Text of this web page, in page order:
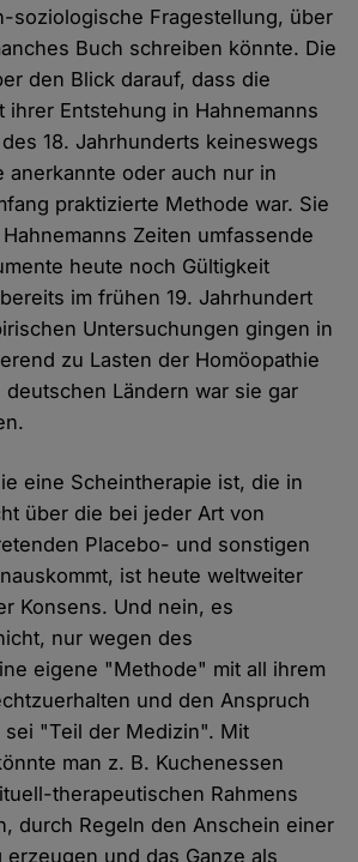
soziologische Fragestellung, über
Buch schreiben könnte. Die
den Blick darauf, dass die
ihrer Entstehung in Hahnemanns
18. Jahrhunderts keineswegs
anerkannte oder auch nur in
praktizierte Methode war. Sie
Zeiten umfassende
heute noch Gültigkeit
im frühen 19. Jahrhundert
Untersuchungen gingen in
zu Lasten der Homöopathie
Ländern war sie gar
eine Scheintherapie ist, die in
über die bei jeder Art von
Placebo- und sonstigen
ist heute weltweiter
Konsens. Und nein, es
nur wegen des
eigene "Methode" mit all ihrem
und den Anspruch
"Teil der Medizin". Mit
man z. B. Kuchenessen
therapeutischen Rahmens
durch Regeln den Anschein einer
erzeugen und das Ganze als